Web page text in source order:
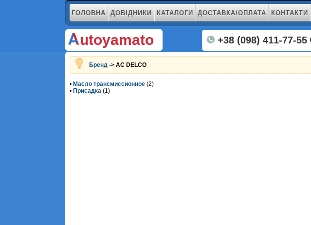
ГОЛОВНА ДОВІДНИКИ КАТАЛОГИ ДОСТАВКА/ОПЛАТА КОНТАКТИ
utoyamato +38 (098) 411-77-55
Бренд -> AC DELCO
• Масло трансмиссионное (2)
• Присадка (1)